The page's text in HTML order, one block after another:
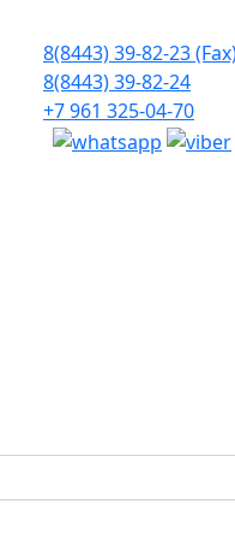
8(8443) 39-82-23
8(8443) 39-82-24
+7 961 325-04-70